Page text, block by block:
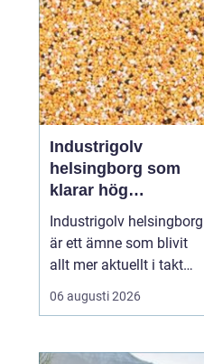
Industrigolv
helsingborg som
klarar hög
belastning och tuffa
krav
Industrigolv helsingborg
är ett ämne som blivit
allt mer aktuellt i takt
med att fler
verksamheter söker
lättskötta golvlösningar.
06 augusti 2026